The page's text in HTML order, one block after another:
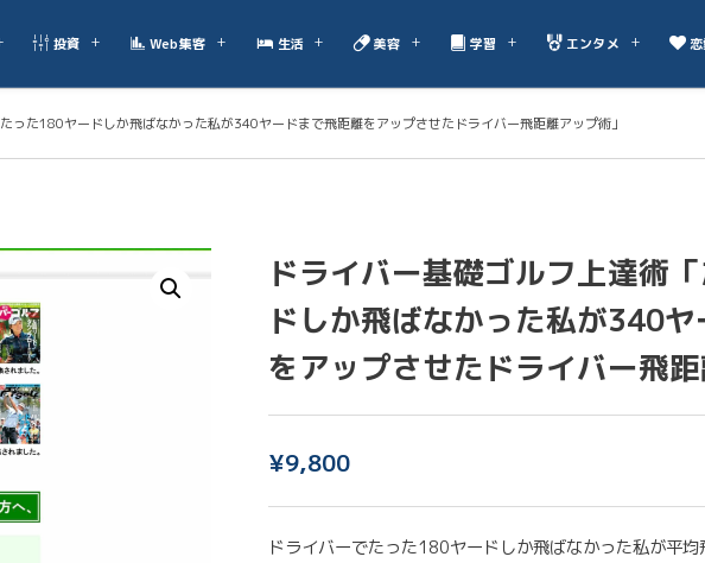
投資 Web集客 生活 美容 学習 エンタメ
った180ヤードしか飛ばなかった私が340ヤードまで飛距離をアップさせたドライバー飛距離アップ術」
ドライバー基礎ゴルフ上達術
ドしか飛ばなかった私が340
をアップさせたドライバー飛距
¥9,800
ドライバーでたった180ヤードしか飛ばなかった私が平